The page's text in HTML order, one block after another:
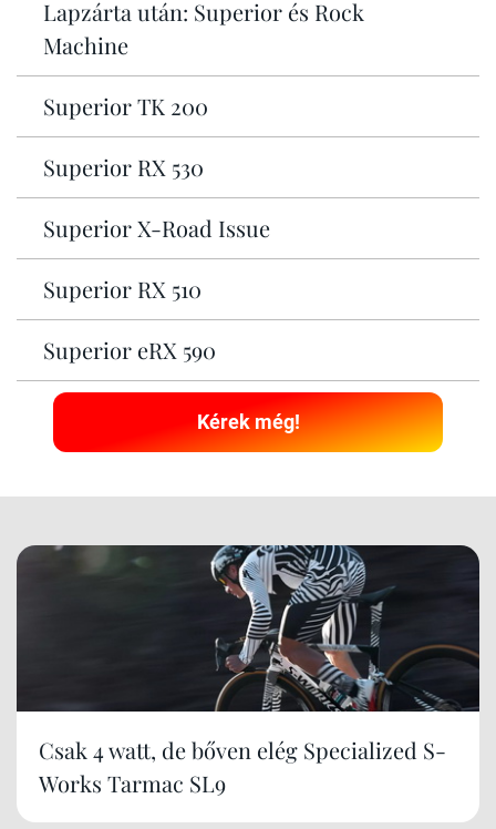
Lapzárta után: Superior és Rock
Machine
Superior TK 200
Superior RX 530
Superior X-Road Issue
Superior RX 510
Superior eRX 590
Kérek még!
Csak 4 watt, de bőven elég Specialized S-
Works Tarmac SL9